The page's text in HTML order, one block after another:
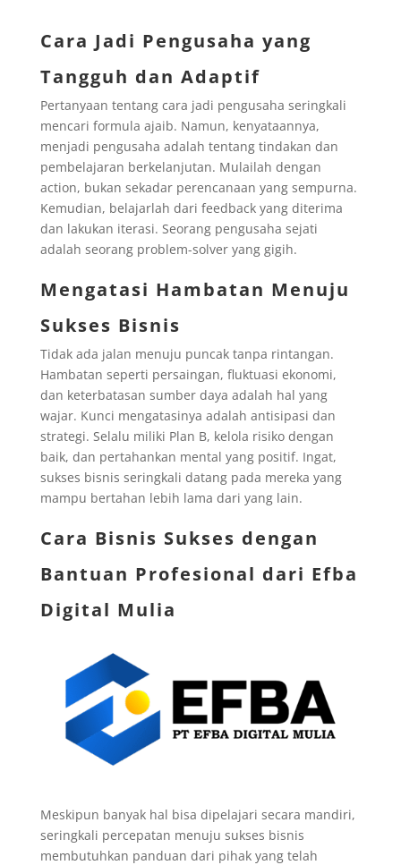
Cara Jadi Pengusaha yang
Tangguh dan Adaptif
Pertanyaan tentang cara jadi pengusaha seringkali
mencari formula ajaib. Namun, kenyataannya,
menjadi pengusaha adalah tentang tindakan dan
pembelajaran berkelanjutan. Mulailah dengan
action, bukan sekadar perencanaan yang sempurna.
Kemudian, belajarlah dari feedback yang diterima
dan lakukan iterasi. Seorang pengusaha sejati
adalah seorang problem-solver yang gigih.
Mengatasi Hambatan Menuju
Sukses Bisnis
Tidak ada jalan menuju puncak tanpa rintangan.
Hambatan seperti persaingan, fluktuasi ekonomi,
dan keterbatasan sumber daya adalah hal yang
wajar. Kunci mengatasinya adalah antisipasi dan
strategi. Selalu miliki Plan B, kelola risiko dengan
baik, dan pertahankan mental yang positif. Ingat,
sukses bisnis seringkali datang pada mereka yang
mampu bertahan lebih lama dari yang lain.
Cara Bisnis Sukses dengan
Bantuan Profesional dari Efba
Digital Mulia
Meskipun banyak hal bisa dipelajari secara mandiri,
seringkali percepatan menuju sukses bisnis
membutuhkan panduan dari pihak yang telah